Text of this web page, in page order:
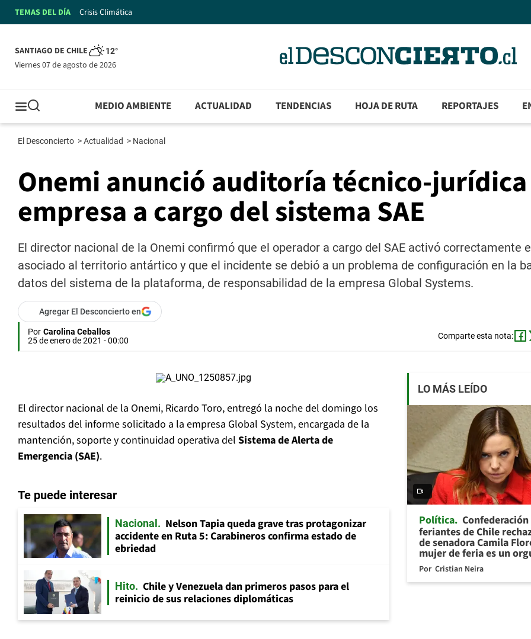
TEMAS DEL DÍA Crisis Climática
SANTIAGO DE CHILE 12°
viernes 07 de agosto de 2026
MEDIO AMBIENTE ACTUALIDAD TENDENCIAS HOJA DE RUTA REPORTAJES
El Desconcierto >Actualidad > Nacional
Onemi anunció auditoría técnico-jurídica
empresa a cargo del sistema SAE
El director nacional de la Onemi confirmó que el operador a cargo del SAE activó correctamente
asociado al territorio antártico y que el incidente se debió a un problema de configuración en la
datos del sistema de la plataforma, de responsabilidad de la empresa Global Systems.
Agregar El Desconcierto en
Por Carolina Ceballos
25 de enero de 2021 - 00:00
Comparte esta nota:
El director nacional de la Onemi, Ricardo Toro, entregó la noche del domingo los
resultados del informe solicitado a la empresa Global System, encargada de la
mantención, soporte y continuidad operativa del Sistema de Alerta de
Emergencia (SAE).
Te puede interesar
Nacional
Nelson Tapia queda grave tras protagonizar
accidente en Ruta 5: Carabineros confirma estado de
ebriedad
Hito
Chile y Venezuela dan primeros pasos para el
reinicio de sus relaciones diplomáticas
LO MÁS LEÍDO
Política Confederación
feriantes de Chile
de senadora Camila
mujer de feria es un
Por Cristian Neira